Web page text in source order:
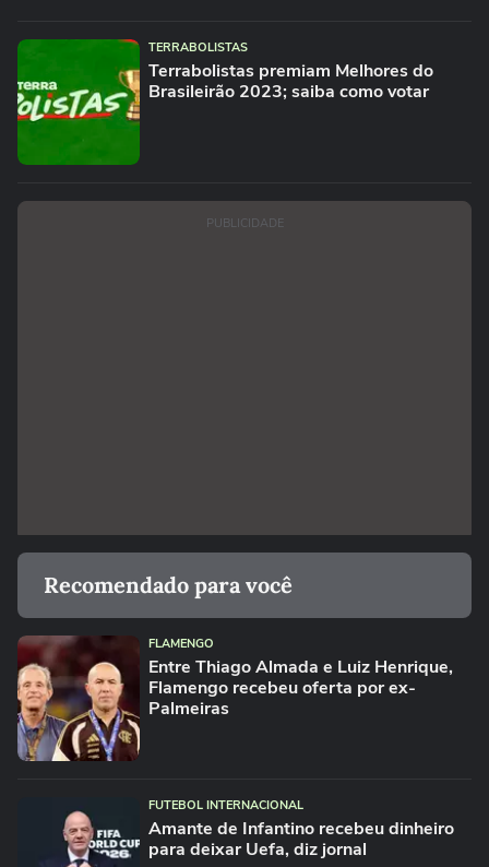
TERRABOLISTAS
Terrabolistas premiam Melhores do
Brasileirão 2023; saiba como votar
PUBLICIDADE
Recomendado para você
FLAMENGO
Entre Thiago Almada e Luiz Henrique,
Flamengo recebeu oferta por ex-
Palmeiras
FUTEBOL INTERNACIONAL
Amante de Infantino recebeu dinheiro
para deixar Uefa, diz jornal